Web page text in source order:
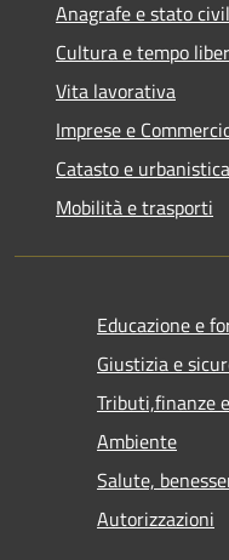
Anagrafe e stato
Cultura e tempo
Vita lavorativa
Imprese e
Catasto e urbanistica
Mobilità e trasporti
Educazione e
Giustizia e
Tributi,finanze
Ambiente
Salute,
Autorizzazioni